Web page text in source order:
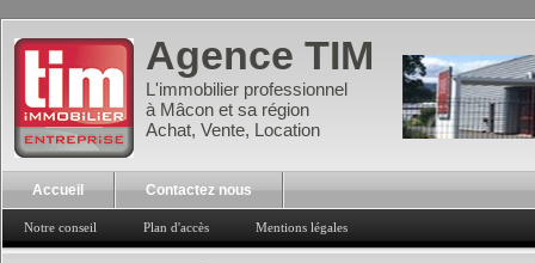
Agence TIM
L'immobilier professionnel
à Mâcon et sa région
Achat, Vente, Location
Accueil Contactez nous
Notre conseil Plan d'accès Mentions légales